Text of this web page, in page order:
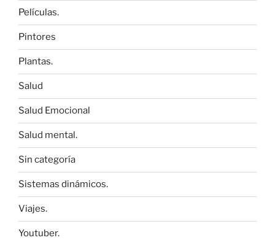
Películas.
Pintores
Plantas.
Salud
Salud Emocional
Salud mental.
Sin categoría
Sistemas dinámicos.
Viajes.
Youtuber.